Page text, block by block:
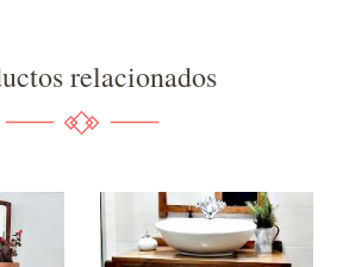
relacionados